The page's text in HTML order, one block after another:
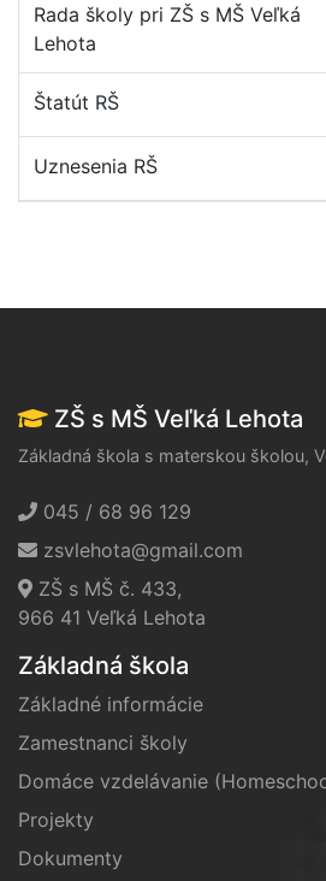
Rada školy pri ZŠ s MŠ Veľká
Lehota
Štatút RŠ
Uznesenia RŠ
ZŠ s MŠ Veľká Lehota
Základná škola s materskou školou,
045 / 68 96 129
zsvlehota@gmail.com
ZŠ s MŠ č. 433,
966 41 Veľká Lehota
Základná škola
Základné informácie
Zamestnanci školy
Domáce vzdelávanie
Projekty
Dokumenty